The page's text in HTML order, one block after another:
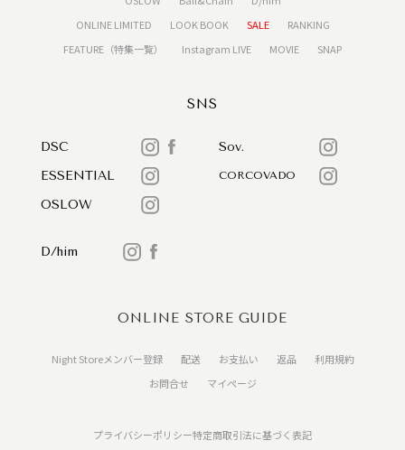
ONLINE LIMITED
LOOK BOOK SALE
RANKING
FEATURE（特集一覧）
Instagram LIVE MOVIE SNAP
SNS
DSC
Sov.
ESSENTIAL
CORCOVADO
OSLOW
D/him
ONLINE STORE GUIDE
Night Storeメンバー登録 配送 お支払い 返品
利用規約
お問合せ
マイページ
プライバシーポリシー特定商取引法に基づく表記